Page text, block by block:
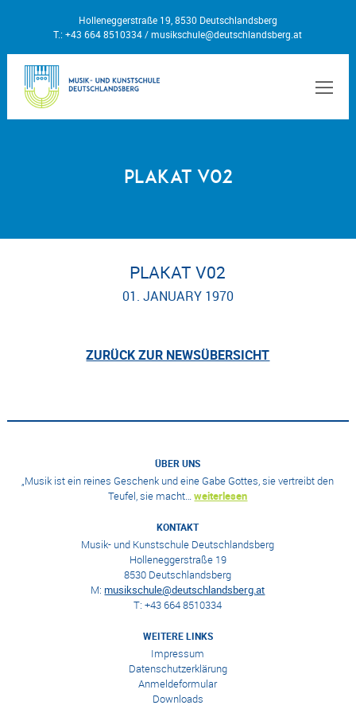
Holleneggerstraße 19, 8530 Deutschlandsberg
T.: +43 664 8510334 /musikschule@deutschlandsberg.at
Plakat v02
PLAKAT V02
01. JANUARY 1970
ZURÜCK ZUR NEWSÜBERSICHT
ÜBER UNS
„Musik ist ein reines Geschenk und eine Gabe Gottes, sie vertreibt den
Teufel, sie macht…weiterlesen
KONTAKT
Musik- und Kunstschule Deutschlandsberg
Holleneggerstraße 19
8530 Deutschlandsberg
M: musikschule@deutschlandsberg.at
T: +43 664 8510334
WEITERE LINKS
Impressum
Datenschutzerklärung
Anmeldeformular
Downloads